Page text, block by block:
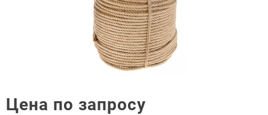
Цена по запросу